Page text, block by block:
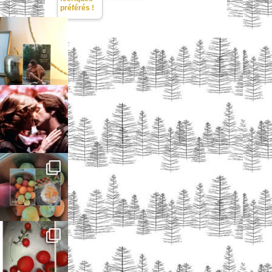
préférés !